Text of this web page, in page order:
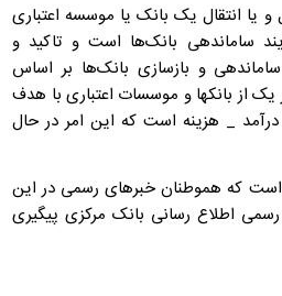
و یا انتقال یک بانک یا موسسه اعتباری
ساماندهی بانک‌ها است و تاکید و
و بازسازی بانک‌ها بر اساس
یک از بانکها و موسسات اعتباری با هدف
درآمد _ هزینه است که این امر در حال
است که هموطنان خبرهای رسمی در این
اطلاع رسانی بانک مرکزی پیگیری